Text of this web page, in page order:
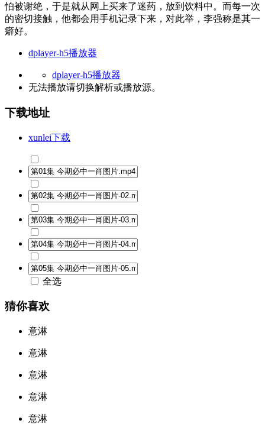
怕被谢绝，于是就从网上买来了迷药，放到饮料中。而每一次
的密切接触，他都会用手机记录下来，对此举，李强称是其一
癖好。
dplayer-h5播放器
dplayer-h5播放器
无法播放请切换解析或播放源。
下载地址
xunlei下载
全选
猜你喜欢
意淋
意淋
意淋
意淋
意淋